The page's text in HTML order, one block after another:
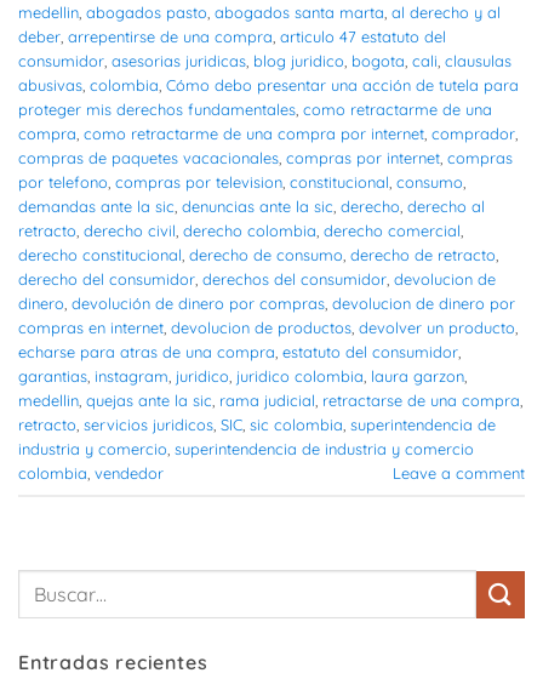
medellin, abogados pasto, abogados santa marta, al derecho y al
deber, arrepentirse de una compra, articulo 47 estatuto del
consumidor, asesorias juridicas, blog juridico, bogota, cali, clausulas
abusivas, colombia, Cómo debo presentar una acción de tutela para
proteger mis derechos fundamentales, como retractarme de una
compra, como retractarme de una compra por internet, comprador,
compras de paquetes vacacionales, compras por internet, compras
por telefono, compras por television, constitucional, consumo,
demandas ante la sic, denuncias ante la sic, derecho, derecho al
retracto, derecho civil, derecho colombia, derecho comercial,
derecho constitucional, derecho de consumo, derecho de retracto,
derecho del consumidor, derechos del consumidor, devolucion de
dinero, devolución de dinero por compras, devolucion de dinero por
compras en internet, devolucion de productos, devolver un producto,
echarse para atras de una compra, estatuto del consumidor,
garantias, instagram, juridico, juridico colombia, laura garzon,
medellin, quejas ante la sic, rama judicial, retractarse de una compra,
retracto, servicios juridicos, SIC, sic colombia, superintendencia de
industria y comercio, superintendencia de industria y comercio
colombia, vendedor Leave a comment
Entradas recientes